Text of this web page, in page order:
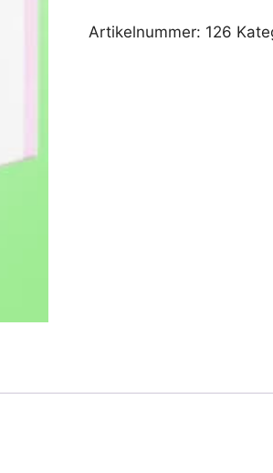
Artikelnummer: 126